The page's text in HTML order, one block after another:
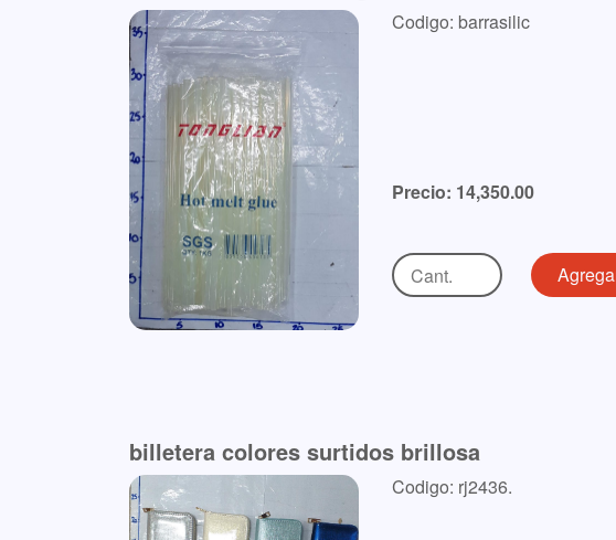
Codigo: barrasilic
Precio: 14,350.00
billetera colores surtidos brillosa
Codigo: rj2436.